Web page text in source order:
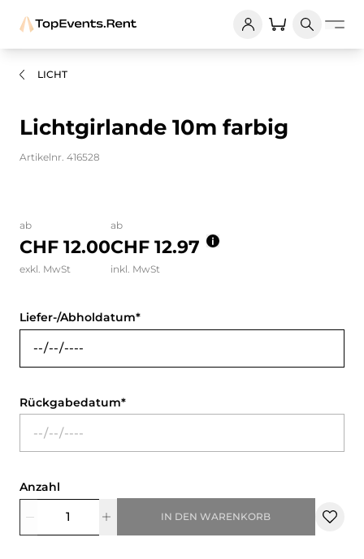
LICHT
Lichtgirlande 10m farbig
Artikelnr. 416528
ab
CHF 12.00
exkl. MwSt
ab
CHF 12.97
inkl. MwSt
Liefer-/Abholdatum
Rückgabedatum
Anzahl
IN DEN WARENKORB